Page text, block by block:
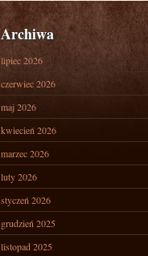
Archiwa
lipiec 2026
czerwiec 2026
maj 2026
kwiecień 2026
marzec 2026
luty 2026
styczeń 2026
grudzień 2025
listopad 2025